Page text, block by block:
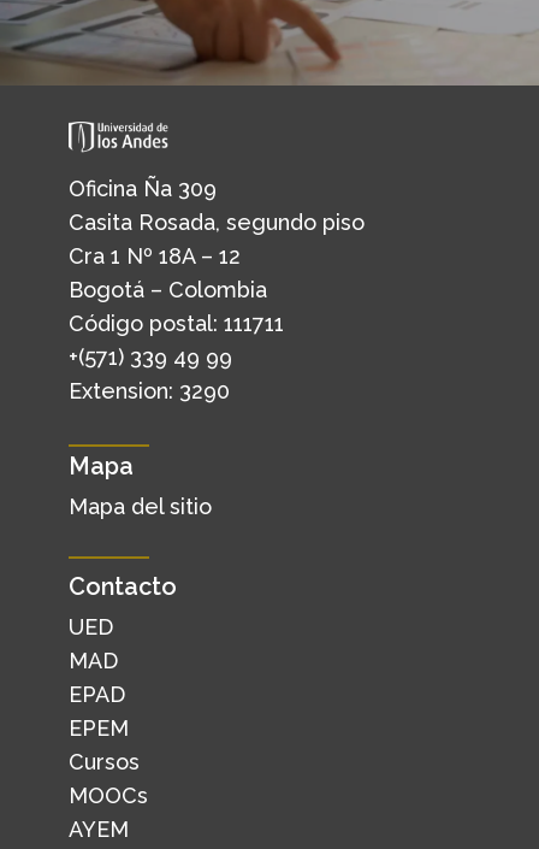
Oficina Ña 309
Casita Rosada, segundo piso
Cra 1 Nº 18A – 12
Bogotá – Colombia
Código postal: 111711
+(571) 339 49 99
Extension: 3290
Mapa
Mapa del sitio
Contacto
UED
MAD
EPAD
EPEM
Cursos
MOOCs
AYEM